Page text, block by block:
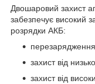
Двошаровий захист
забезпечує високий
розрядки АКБ:
перезарядження
захист від
захист від